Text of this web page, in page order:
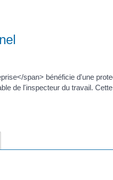
span> bénéficie d'une
de l'inspecteur du travail.